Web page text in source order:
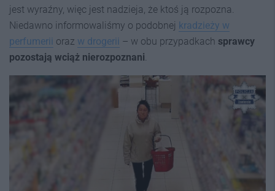
jest wyraźny, więc jest nadzieja, że ktoś ją rozpozna.
Niedawno informowaliśmy o podobnej kradzieży w
perfumerii oraz w drogerii – w obu przypadkach sprawcy
pozostają wciąż nierozpoznani.